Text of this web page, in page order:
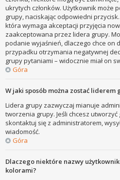
ukrytych członków. Użytkownik może
grupy, naciskając odpowiedni
która wymaga akceptacji przyjęcia
zaakceptowana przez lidera grupy.
podanie wyjaśnień, dlaczego chce on
przypadku otrzymania negatywnej
grupy pytaniami – widocznie miał on
Góra
W jaki sposób można zostać liderem
Lidera grupy zazwyczaj mianuje
tworzenia grupy. Jeśli chcesz
skontaktuj się z administratorem,
wiadomość.
Góra
Dlaczego niektóre nazwy
kolorami?